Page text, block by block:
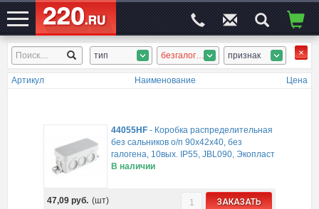
ЭЛЕКТРОСАЙТ№1 тип безгалоген. коробки признак
Артикул Наименование Цена
44055HF- Коробка распределительная
без сальников о/п 90х42х40, без
галогена, 10вых. IP55, JBL090, Экопласт
В наличии
47,09 руб. (шт) ЗАКАЗАТЬ